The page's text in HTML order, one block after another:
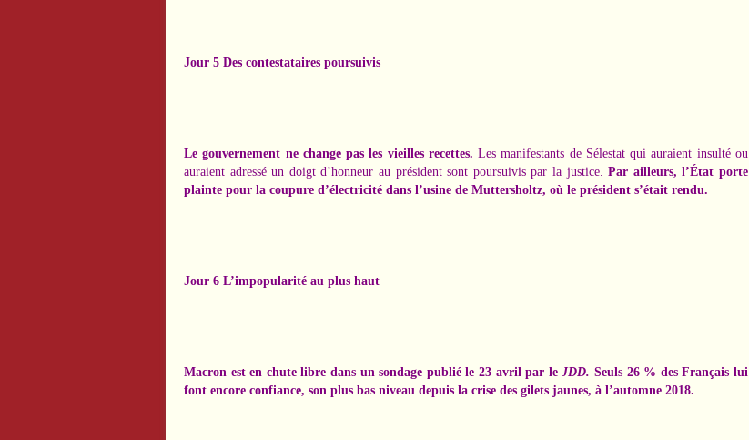
Jour 5 Des contestataires poursuivis
Le gouvernement ne change pas les vieilles recettes. Les manifestants de Sélestat qui auraient insulté ou
auraient adressé un doigt d’honneur au président sont poursuivis par la justice.Par ailleurs, l’État porte
plainte pour la coupure d’électricité dans l’usine de Muttersholtz, où le président s’était rendu.
Jour 6 L’impopularité au plus haut
Macron est en chute libre dans un sondage publié le 23 avril par leJDD. Seuls 26 % des Français lui
font encore confiance, son plus bas niveau depuis la crise des gilets jaunes, à l’automne 2018.